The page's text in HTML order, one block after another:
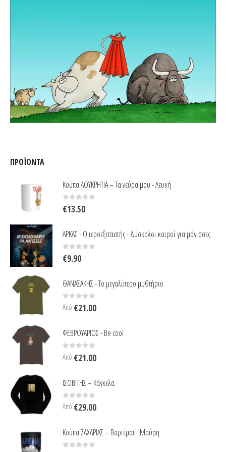
ΠΡΟΪΌΝΤΑ
Κούπα ΛΟΥΚΡΗΤΙΑ – Τα νεύρα μου - Λευκή
0out of 5
€13.50
ΑΡΚΑΣ - Ο ιεροεξεταστής - Δύσκολοι καιροί για μάγισσες
0out of 5
€9.90
ΘΑΝΑΣΑΚΗΣ - Το μεγαλύτερο μυθτήριο
0 out of 5
Από €21.00
ΦΕΒΡΟΥΑΡΙΟΣ - Be cool
0 out of 5
Από €21.00
ΙΣΟΒΙΤΗΣ – Κάγκελα
0 out of 5
Από €29.00
Κούπα ΖΑΧΑΡΙΑΣ – Βαριέμαι - Μαύρη